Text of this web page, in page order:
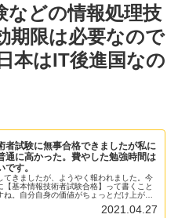
などの情報処理技
期限は必要なので
本はIT後進国なの
者試験に無事合格できましたが私に
通に高かった。費やした勉強時間は
す。
てきましたが、ようやく報われました。今
【基本情報技術者試験合格】って書くこと
ね。自分自身の価値がちょっとだけ上がっ
うがよいとは思います。ITパスポートから
2021.04.27